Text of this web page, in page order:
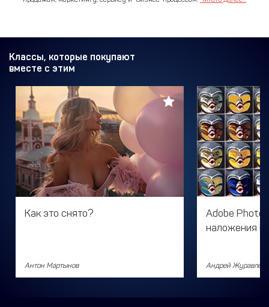
Классы, которые покупают
вместе с этим
Как это снято?
Антон Мартынов
Adobe
наложения
Андрей Журавлев